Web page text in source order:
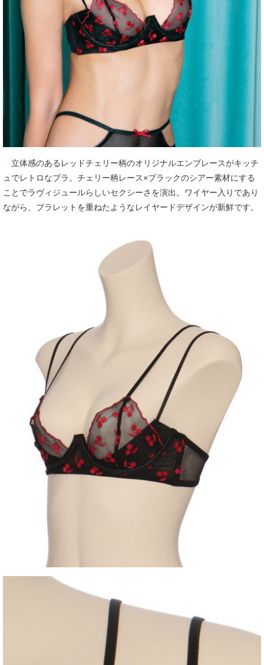
立体感のあるレッドチェリー柄のオリジナルエンブレースがキッチ
ュでレトロなブラ。チェリー柄レース×ブラックのシアー素材にする
ことでラヴィジュールらしいセクシーさを演出。ワイヤー入りであり
ながら、ブラレットを重ねたようなレイヤードデザインが新鮮です。